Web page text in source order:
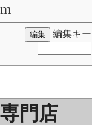
編集キー
門店